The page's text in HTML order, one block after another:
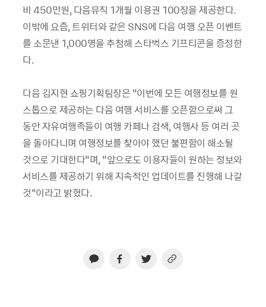
비 450만원, 다음뮤직 1개월 이용권 100장을 제공한다.
이밖에 요즘, 트위터와 같은 SNS에 다음 여행 오픈 이벤트
를 소문낸 1,000명을 추첨해 스타벅스 기프티콘을 증정한
다.
다음 김지현 쇼핑기획팀장은 “이번에 모든 여행정보를 원
스톱으로 제공하는 다음 여행 서비스를 오픈함으로써 그
동안 자유여행족들이 여행 카페나 검색, 여행사 등 여러 곳
을 돌아다니며 여행정보를 찾아야 했던 불편함이 해소될
것으로 기대한다”며, “앞으로도 이용자들이 원하는 정보와
서비스를 제공하기 위해 지속적인 업데이트를 진행해 나갈
것”이라고 밝혔다.